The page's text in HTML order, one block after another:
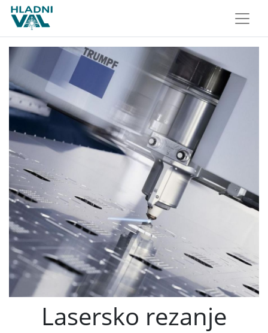
Lasersko rezanje